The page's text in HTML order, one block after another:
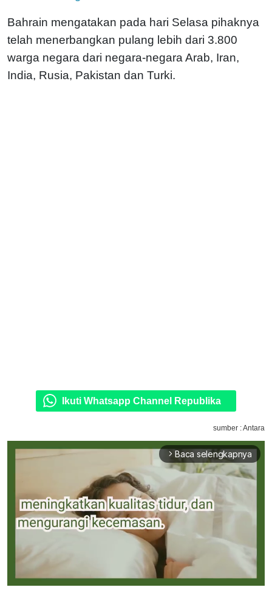
Bahrain mengatakan pada hari Selasa pihaknya
telah menerbangkan pulang lebih dari 3.800
warga negara dari negara-negara Arab, Iran,
India, Rusia, Pakistan dan Turki.
Ikuti Whatsapp Channel Republika
sumber : Antara
arrow_forward_ios Baca selengkapnya